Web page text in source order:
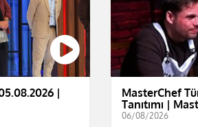
|
MasterChef
Tanıtımı |
06/08/2026